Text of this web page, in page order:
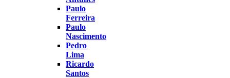
Paulo
Ferreira
Paulo
Nascimento
Pedro
Lima
Ricardo
Santos